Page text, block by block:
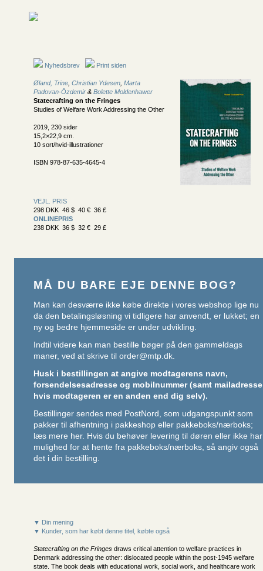
Nyhedsbrev Print siden
Øland, Trine Christian Ydesen Marta
Padovan-Özdemir & Bolette Moldenhawer
Statecrafting on the Fringes
Studies of Welfare Work Addressing the Other
2019, 230 sider
15,2×22,9 cm.
10 sort/hvid-illustrationer
ISBN 978-87-635-4645-4
VEJL. PRIS
298 DKK 46 $ 40 € 36 £
ONLINEPRIS
238 DKK 36 $ 32 € 29 £
MÅ DU BARE EJE DENNE BOG?
Man kan desværre ikke købe direkte i vores webshop lige nu
da den betalingsløsning vi tidligere har anvendt, er lukket; en
ny og bedre hjemmeside er under udvikling.
Indtil videre kan man bestille bøger på den gammeldags
maner, ved at skrive til order@mtp.dk.
Husk i bestillingen at angive modtagerens navn,
forsendelsesadresse og mobilnummer (samt mailadresse
hvis modtageren er en anden end dig selv).
Bestillinger sendes med PostNord, som udgangspunkt som
pakker til afhentning i pakkeshop eller pakkeboks/nærboks;
læs mere her. Hvis du behøver levering til døren eller ikke har
mulighed for at hente fra pakkeboks/nærboks, så angiv også
det i din bestilling.
▼ Din mening
▼ Kunder, som har købt denne titel, købte også
Statecrafting on the Fringes draws critical attention to welfare practices in
Denmark addressing the other: dislocated people within the post-1945 welfare
state. The book deals with educational work, social work, and healthcare work